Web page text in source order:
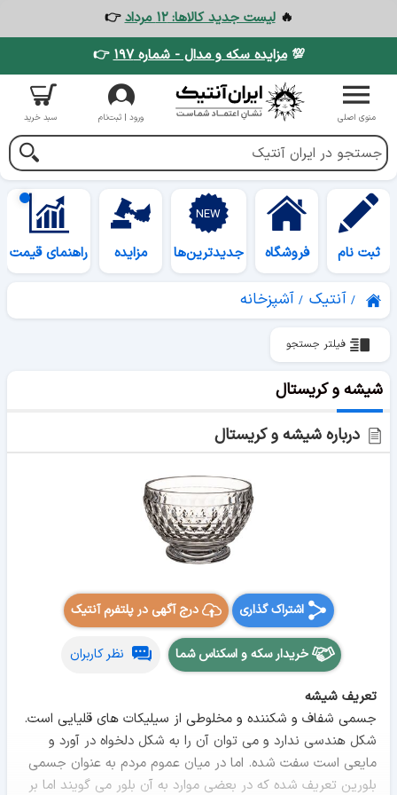
🔥لیست جدید کالاها: ۱۲ مرداد
👉
💯مزایده سکه و مدال - شماره ۱۹۷ 👉
منوی اصلی ورود | ثبت‌نام سبد خرید
ثبت نام فروشگاه جدیدترین‌ها مزایده راهنمای قیمت
آنتیک آشپزخانه
فیلتر جستجو
شیشه و کریستال
درباره شیشه و کریستال
اشتراک گذاری درج آگهی در پلتفرم آنتیک
خریدار سکه و اسکناس شما نظر کاربران
تعریف شیشه
جسمی شفاف و شکننده و مخلوطی از سیلیکات های قلیایی است.
شکل هندسی ندارد و می توان آن را به شکل دلخواه در آورد و
مایعی است سفت شده. اما در میان عموم مردم به عنوان جسمی
بلورین تعریف شده که در بعضی موارد به آن بلور می گویند اما بر